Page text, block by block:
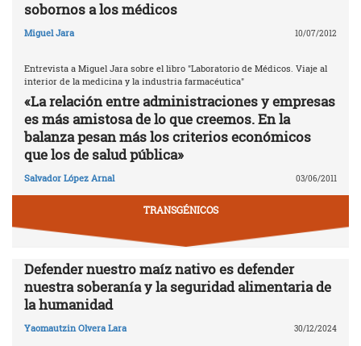
sobornos a los médicos
Miguel Jara 10/07/2012
Entrevista a Miguel Jara sobre el libro "Laboratorio de Médicos. Viaje al
interior de la medicina y la industria farmacéutica"
«La relación entre administraciones y empresas
es más amistosa de lo que creemos. En la
balanza pesan más los criterios económicos
que los de salud pública»
Salvador López Arnal 03/06/2011
TRANSGÉNICOS
Defender nuestro maíz nativo es defender
nuestra soberanía y la seguridad alimentaria de
la humanidad
Yaomautzin Olvera Lara 30/12/2024